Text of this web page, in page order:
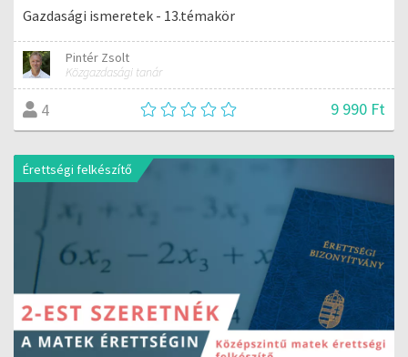
Gazdasági ismeretek - 13.témakör
Pintér Zsolt
Közgazdasági tanár
4 9 990 Ft
Érettségi felkészítő